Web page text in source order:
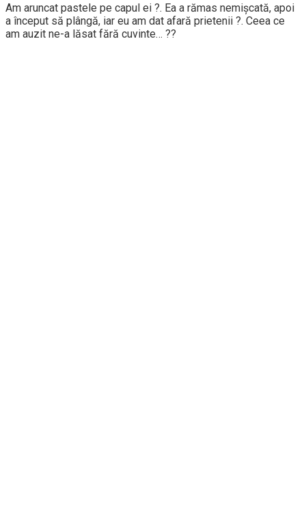
Am aruncat pastele pe capul ei ?. Ea a rămas nemișcată, apoi
a început să plângă, iar eu am dat afară prietenii ?. Ceea ce
am auzit ne-a lăsat fără cuvinte… ??